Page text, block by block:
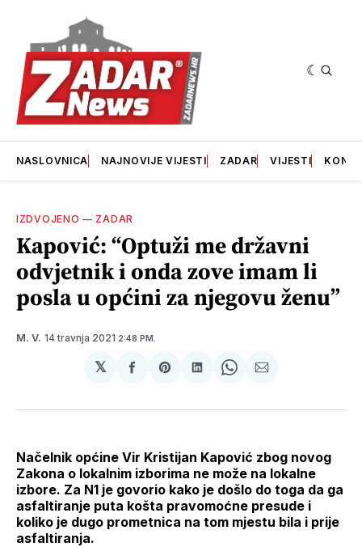
NASLOVNICA NAJNOVIJE VIJESTI ZADAR VIJESTI
IZDVOJENO — ZADAR
Kapović: “Optuži me državni
odvjetnik i onda zove imam li
posla u općini za njegovu ženu”
M. V. 14 travnja 2021 2:48 PM.
𝕏
podijeliSharepodijeliSharepodijeli
Načelnik općine Vir Kristijan Kapović zbog novog
Zakona o lokalnim izborima ne može na lokalne
izbore. Za N1 je govorio kako je došlo do toga da ga
asfaltiranje puta košta pravomoćne presude i
koliko je dugo prometnica na tom mjestu bila i prije
asfaltiranja.